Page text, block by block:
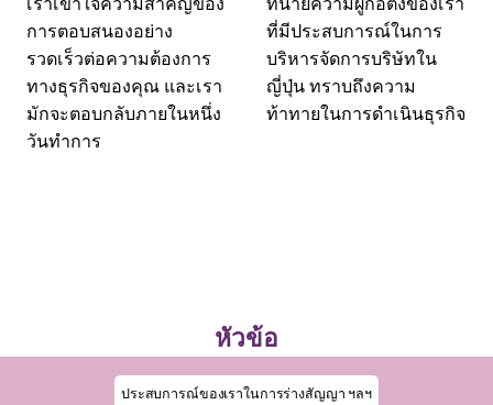
การตอบสนองอย่าง
รวดเร็วต่อความต้องการ
ทางธุรกิจของคุณ และเรา
มักจะตอบกลับภายในหนึ่ง
วันทำการ
ที่มีประสบการณ์ในการ
บริหารจัดการบริษัทใน
ญี่ปุ่น ทราบถึงความ
ท้าทายในการดำเนินธุรกิจ
หัวข้อ
ประสบการณ์ของเราในการร่างสัญญา ฯลฯ